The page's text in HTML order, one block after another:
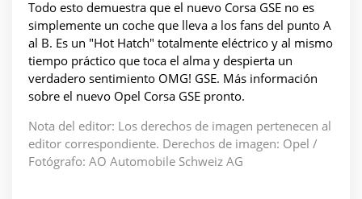
Todo esto demuestra que el nuevo Corsa GSE no es
simplemente un coche que lleva a los fans del punto A
al B. Es un "Hot Hatch" totalmente eléctrico y al mismo
tiempo práctico que toca el alma y despierta un
verdadero sentimiento OMG! GSE. Más información
sobre el nuevo Opel Corsa GSE pronto.
Nota del editor: Los derechos de imagen pertenecen al
editor correspondiente. Derechos de imagen: Opel /
Fotógrafo: AO Automobile Schweiz AG